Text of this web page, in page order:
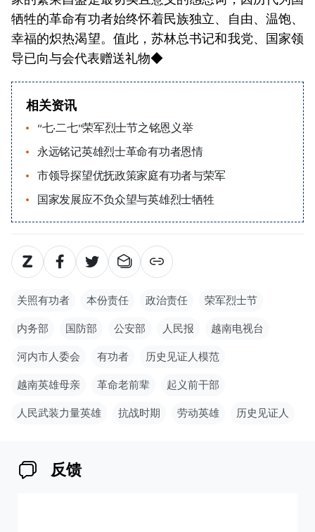
牺牲的革命有功者始终怀着民族独立、自由、温饱、
幸福的炽热渴望。值此，苏林总书记和我党、国家领
导已向与会代表赠送礼物◆
相关资讯
“七‧二七”荣军烈士节之铭恩义举
永远铭记英雄烈士革命有功者恩情
市领导探望优抚政策家庭有功者与荣军
国家发展应不负众望与英雄烈士牺牲
关照有功者 本份责任 政治责任 荣军烈士节
内务部 国防部 公安部 人民报 越南电视台
河内市人委会 有功者 历史见证人模范
越南英雄母亲 革命老前辈 起义前干部
人民武装力量英雄 抗战时期 劳动英雄 历史见证人
反馈